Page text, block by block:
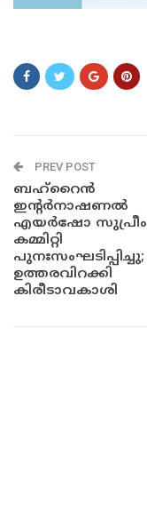
PREV POST
ബഹ്‌റൈൻ
ഇന്റർനാഷണൽ
എയർഷോ സുപ്രീം
കമ്മിറ്റി
പുനഃസംഘടിപ്പിച്ചു;
ഉത്തരവിറക്കി
കിരീടാവകാശി